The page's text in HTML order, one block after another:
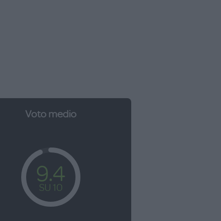
Voto medio
9.4
SU 10